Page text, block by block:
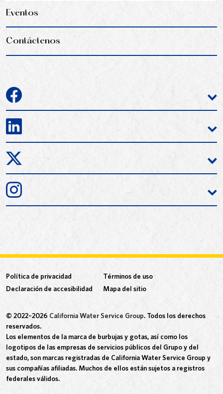
Eventos
Contáctenos
Política de privacidad
Términos de uso
Declaración de accesibilidad
Mapa del sitio
© 2022–2026 California Water Service Group. Todos los derechos
reservados.
Los elementos de la marca de burbujas y gotas, así como los
logotipos de las empresas de servicios públicos del Grupo y del
estado, son marcas registradas de California Water Service Group y
sus compañías afiliadas. Muchos de ellos están sujetos a registros
federales válidos.